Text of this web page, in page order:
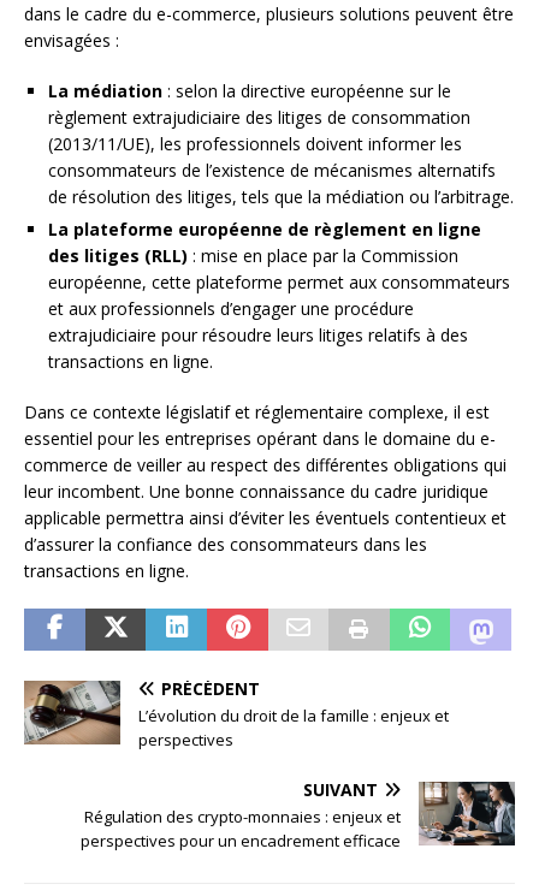
dans le cadre du e-commerce, plusieurs solutions peuvent être
envisagées :
La médiation : selon la directive européenne sur le
règlement extrajudiciaire des litiges de consommation
(2013/11/UE), les professionnels doivent informer les
consommateurs de l’existence de mécanismes alternatifs
de résolution des litiges, tels que la médiation ou l’arbitrage.
La plateforme européenne de règlement en ligne
des litiges (RLL) : mise en place par la Commission
européenne, cette plateforme permet aux consommateurs
et aux professionnels d’engager une procédure
extrajudiciaire pour résoudre leurs litiges relatifs à des
transactions en ligne.
Dans ce contexte législatif et réglementaire complexe, il est
essentiel pour les entreprises opérant dans le domaine du e-
commerce de veiller au respect des différentes obligations qui
leur incombent. Une bonne connaissance du cadre juridique
applicable permettra ainsi d’éviter les éventuels contentieux et
d’assurer la confiance des consommateurs dans les
transactions en ligne.
PRÉCÉDENT
L’évolution du droit de la famille : enjeux et
perspectives
SUIVANT
Régulation des crypto-monnaies : enjeux et
perspectives pour un encadrement efficace